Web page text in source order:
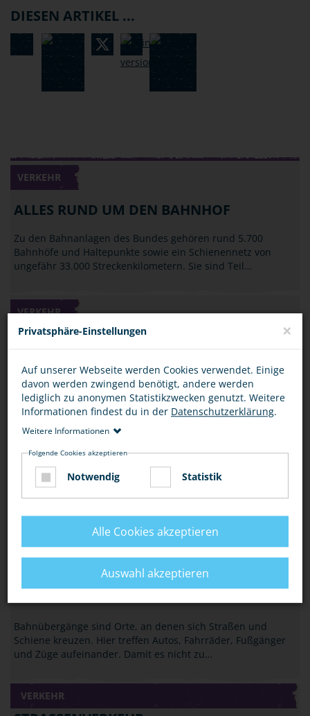
DIESEN ARTIKEL ...
VERKEHR
ALLES RUND UM DEN BAHNHOF
Zu den Bahnanlagen des Bundes gehören rund 5.700
Bahnhöfe und Haltepunkte sowie ein Schienennetz von
ungefähr 33.000 Streckenkilometern. Sie sind Teil…
VERKEHR
Für Auto- und Radfahrer ist der Griff zum Handy während
der Fahrt verboten (§ 23 Abs.1a StVO), aber auch als
Fußgänger, Inliner oder Skater usw. ist…
NACHTS SICHER UNTERWEGS
Fühlst Du dich nachts auf dem Heimweg, im Bus oder in der
dein Sicherheitsgefühl und bist immer…
ACHTUNG BAHNÜBERGANG!
Bahnübergänge sind Orte, an denen sich Straßen und
Schiene kreuzen. Hier treffen Autos, Fahrräder, Fußgänger
und Züge aufeinander. Damit es nicht zu…
VERKEHR
Privatsphäre-Einstellungen ×
Auf unserer Webseite werden Cookies verwendet. Einige
davon werden zwingend benötigt, andere werden
lediglich zu anonymen Statistikzwecken genutzt. Weitere
Informationen findest du in der Datenschutzerklärung.
Weitere Informationen
Folgende Cookies akzeptieren
Notwendig Statistik
Alle Cookies akzeptieren
Auswahl akzeptieren